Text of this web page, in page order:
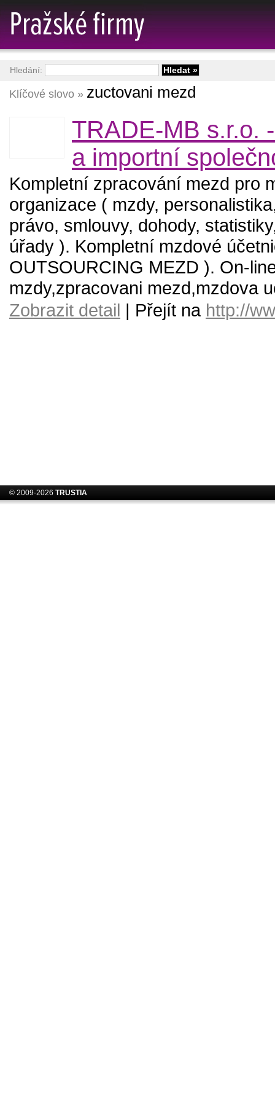
Klíčové slovo » zuctovani mezd
TRADE-MB s.r.o.
a importní
Kompletní zpracování mezd pro
organizace ( mzdy,
právo, smlouvy, dohody,
úřady ). Kompletní mzdové
OUTSOURCING MEZD ). On-
mzdy,zpracovani mezd,mzdova
Zobrazit detail | Přejít na http://
Hledání:
© 2009-2026 TRUSTIA